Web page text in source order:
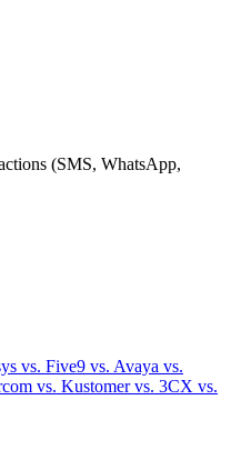
(SMS, WhatsApp,
vs. Five9 vs. Avaya vs.
vs. Kustomervs. 3CX vs.